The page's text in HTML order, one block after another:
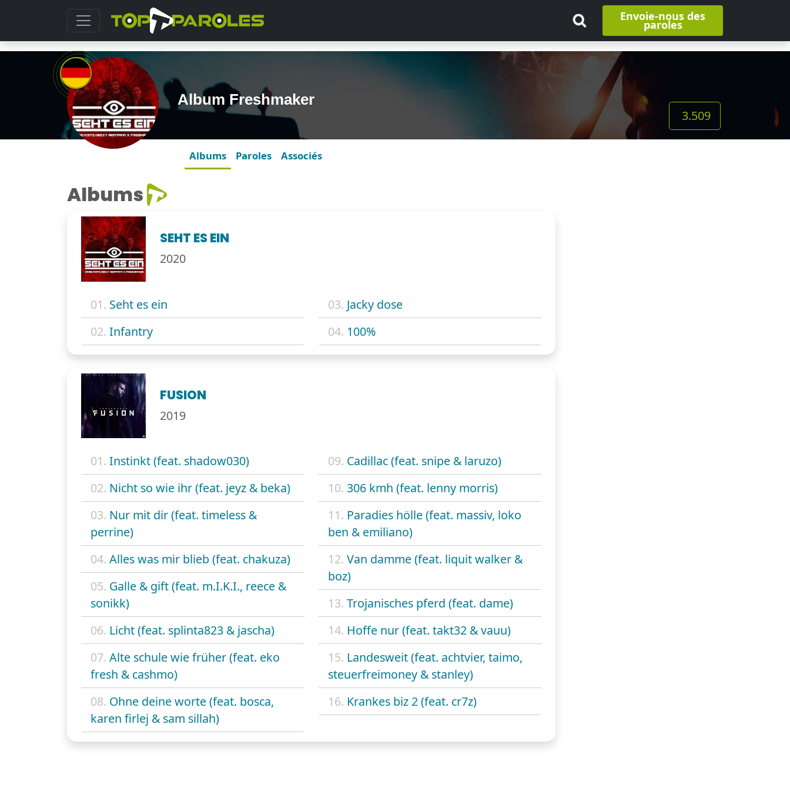
Envoie-nous des
paroles
Album Freshmaker
3.509
Albums Paroles Associés
Albums
SEHT ES EIN
2020
01. Seht es ein
02. Infantry
03. Jacky dose
04. 100%
FUSION
2019
01. Instinkt (feat. shadow030)
02. Nicht so wie ihr (feat. jeyz & beka)
03. Nur mit dir (feat. timeless &
perrine)
04. Alles was mir blieb (feat. chakuza)
05. Galle & gift (feat. m.I.K.I., reece &
sonikk)
06. Licht (feat. splinta823 & jascha)
07. Alte schule wie früher (feat. eko
fresh & cashmo)
08. Ohne deine worte (feat. bosca,
karen firlej & sam sillah)
09. Cadillac (feat. snipe & laruzo)
10. 306 kmh (feat. lenny morris)
11. Paradies hölle (feat. massiv, loko
ben & emiliano)
12. Van damme (feat. liquit walker &
boz)
13. Trojanisches pferd (feat. dame)
14. Hoffe nur (feat. takt32 & vauu)
15. Landesweit (feat. achtvier, taimo,
steuerfreimoney & stanley)
16. Krankes biz 2 (feat. cr7z)